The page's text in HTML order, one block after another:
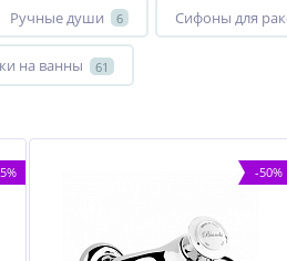
Ручные души 6 Сифоны для
на ванны 61
-50%